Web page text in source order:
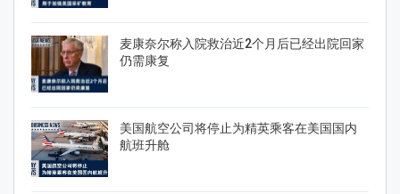
麦康奈尔称入院救治近2个月后已经出院回家
仍需康复
美国航空公司将停止为精英乘客在美国国内
航班升舱